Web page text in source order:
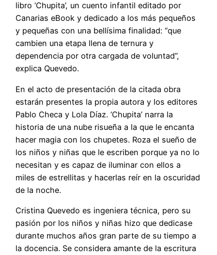
libro ‘Chupita’, un cuento infantil editado por
Canarias eBook y dedicado a los más pequeños
y pequeñas con una bellísima finalidad: “que
cambien una etapa llena de ternura y
dependencia por otra cargada de voluntad”,
explica Quevedo.
En el acto de presentación de la citada obra
estarán presentes la propia autora y los editores
Pablo Checa y Lola Díaz. ‘Chupita’ narra la
historia de una nube risueña a la que le encanta
hacer magia con los chupetes. Roza el sueño de
los niños y niñas que le escriben porque ya no lo
necesitan y es capaz de iluminar con ellos a
miles de estrellitas y hacerlas reír en la oscuridad
de la noche.
Cristina Quevedo es ingeniera técnica, pero su
pasión por los niños y niñas hizo que dedicase
durante muchos años gran parte de su tiempo a
la docencia. Se considera amante de la escritura